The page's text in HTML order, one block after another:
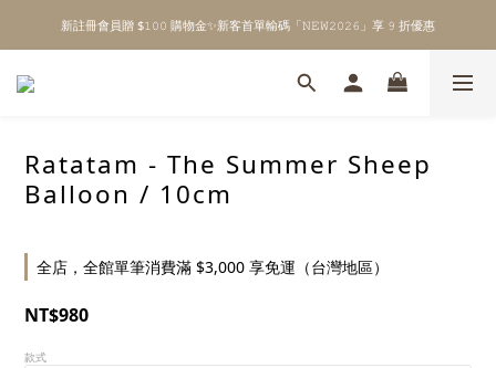
\ Welcome to 𝙻𝚒𝚝𝚝𝚕𝚎 𝙼𝚒𝚕𝚔𝚢 𝚆𝚊𝚢  ✨ For the Little Ones. /
新註冊會員贈 $𝟷𝟶𝟶 購物金✨新客首單輸碼「𝙽𝙴𝚆𝟸𝟶𝟸𝟼」享 𝟿 折優惠
全館單筆消費滿 $𝟹𝟶𝟶𝟶 即享免運 ⸝⁺ ✧ 台灣地區限定
Ratatam - The Summer Sheep
Balloon / 10cm
全店，全館單筆消費滿 $3,000 享免運（台灣地區）
NT$980
款式